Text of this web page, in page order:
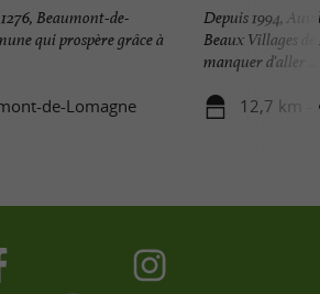
Beaumont-de-
qui prospère grâce à
de-Lomagne
Depuis 1994,
Beaux Villages
manquer d'aller ...
12,7 km -